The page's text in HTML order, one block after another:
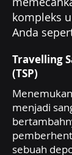
kompleks
Anda
Travelling
(TSP)
menjadi
sebuah